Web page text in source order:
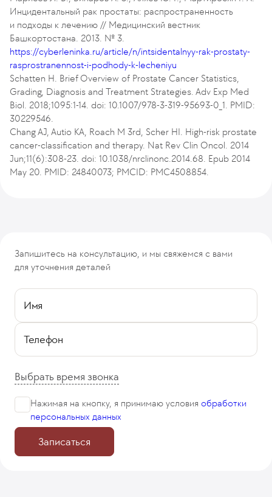
Инцидентальный рак простаты: распространенность
и подходы к лечению // Медицинский вестник
Башкортостана. 2013. № 3.
https://cyberleninka.ru/article/n/intsidentalnyy-rak-prostaty-
rasprostranennost-i-podhody-k-lecheniyu
Schatten H. Brief Overview of Prostate Cancer Statistics,
Grading, Diagnosis and Treatment Strategies. Adv Exp Med
Biol. 2018;1095:1-14. doi: 10.1007/978-3-319-95693-0_1. PMID:
30229546.
Chang AJ, Autio KA, Roach M 3rd, Scher HI. High-risk prostate
cancer-classification and therapy. Nat Rev Clin Oncol. 2014
Jun;11(6):308-23. doi: 10.1038/nrclinonc.2014.68. Epub 2014
May 20. PMID: 24840073; PMCID: PMC4508854.
Запишитесь на консультацию, и мы свяжемся с вами
для уточнения деталей
Имя
Телефон
Выбрать время звонка
Нажимая на кнопку, я принимаю условия обработки
персональных данных
Записаться